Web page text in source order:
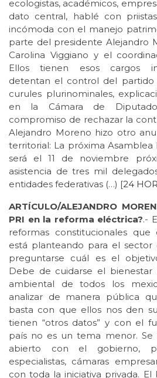
ecologistas, académicos,
dato central, hablé con
incómoda con el manejo
parte del presidente Alejandro
Carolina Viggiano y el
Ellos tienen esos cargos
detentan el control del partido
curules plurinominales,
en la Cámara de
compromiso de rechazar la
Alejandro Moreno hizo otro
territorial: La próxima
será el 11 de noviembre
asistencia de tres mil
entidades federativas (…) [24
ARTÍCULO/ALEJANDRO
PRI en la reforma eléctrica?.-
reformas constitucionales
está planteando para el sector
preguntarse cuál es el
Debe de cuidarse el bienestar
ambiental de todos los
analizar de manera pública
basta con que ellos nos den
tienen “otros datos” y con el
país no es un tema menor. Se
abierto con el gobierno,
especialistas, cámaras
con toda la iniciativa privada. El